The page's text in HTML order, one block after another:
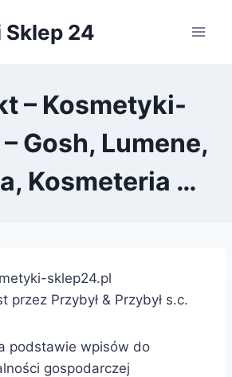
24
– Kosmetyki-
Gosh, Lumene,
Kosmeteria …
sklep24.pl
przez Przybył & Przybył s.c.
podstawie wpisów do
gospodarczej